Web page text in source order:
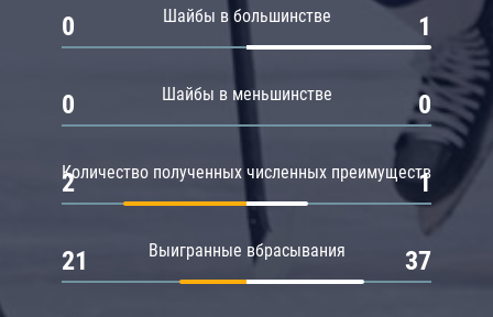
Шайбы в большинстве
0 1
Шайбы в меньшинстве
0 0
Количество полученных численных преимуществ
2 1
Выигранные вбрасывания
21 37